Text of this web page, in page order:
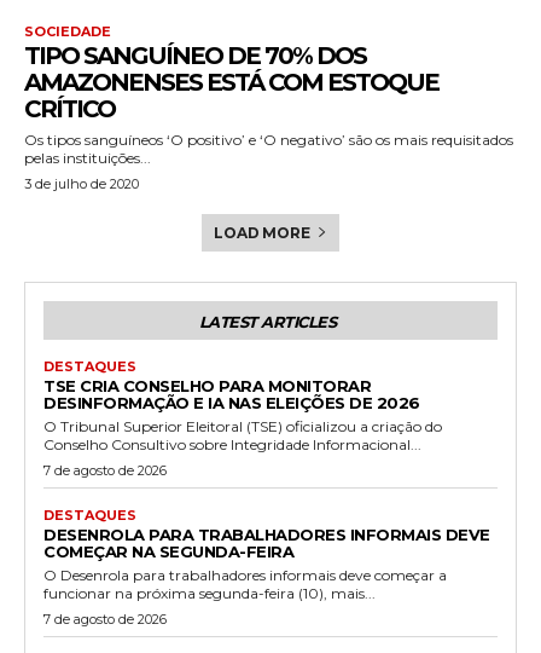
SOCIEDADE
TIPO SANGUÍNEO DE 70% DOS
AMAZONENSES ESTÁ COM ESTOQUE
CRÍTICO
Os tipos sanguíneos ‘O positivo’ e ‘O negativo’ são os mais requisitados
pelas instituições...
3 de julho de 2020
LOAD MORE
LATEST ARTICLES
DESTAQUES
TSE CRIA CONSELHO PARA MONITORAR
DESINFORMAÇÃO E IA NAS ELEIÇÕES DE 2026
O Tribunal Superior Eleitoral (TSE) oficializou a criação do
Conselho Consultivo sobre Integridade Informacional...
7 de agosto de 2026
DESTAQUES
DESENROLA PARA TRABALHADORES INFORMAIS DEVE
COMEÇAR NA SEGUNDA-FEIRA
O Desenrola para trabalhadores informais deve começar a
funcionar na próxima segunda-feira (10), mais...
7 de agosto de 2026